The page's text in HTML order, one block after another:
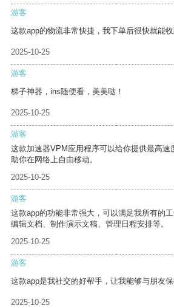
游客
这款app的物流非常快捷，我下单后很快就能收
2025-10-25
游客
梯子神器，ins随便看，美美哒！
2025-10-25
游客
这款加速器VPM应用程序可以给你提供最高速
助你在网络上自由移动。
2025-10-25
游客
这款app的功能非常强大，可以满足我所有的
编辑文档、制作演示文稿、管理日程安排等。
2025-10-25
游客
这款app是我社交的好帮手，让我能够与朋友保
2025-10-25